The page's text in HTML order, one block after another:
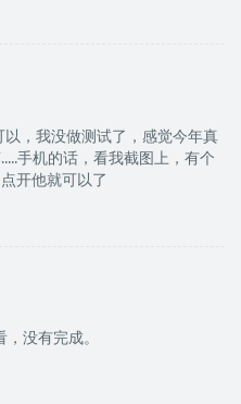
以，我没做测试了，感觉今年真
手机的话，看我截图上，有个
开他就可以了
没有完成。